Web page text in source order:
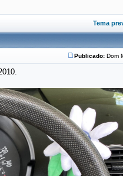
Tema
Publicado: Dom